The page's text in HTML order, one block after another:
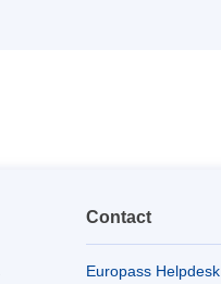
Contact
Europass Helpdesk